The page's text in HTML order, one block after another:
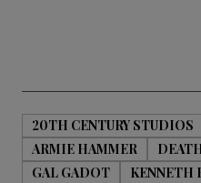
20TH CENTURY STUDIOS
ARMIE HAMMER
GAL GADOT
KENNETH